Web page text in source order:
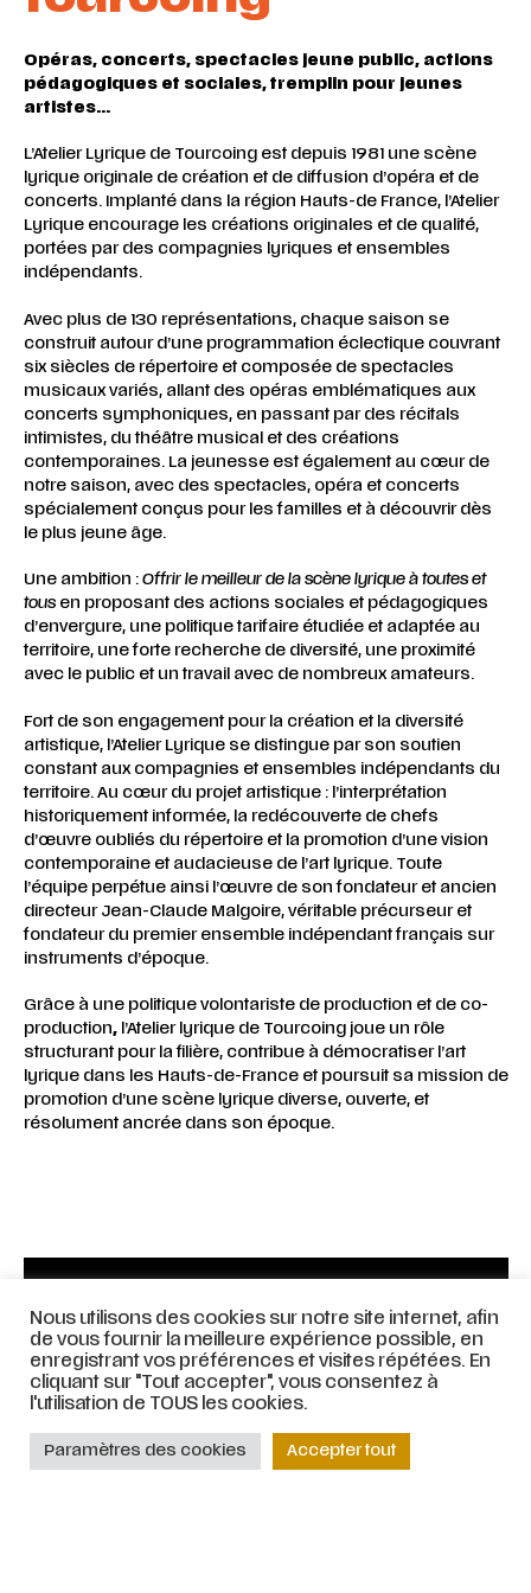
Opéras, concerts, spectacles jeune public, actions
pédagogiques et sociales, tremplin pour jeunes
artistes…
L’Atelier Lyrique de Tourcoing est depuis 1981 une scène
lyrique originale de création et de diffusion d’opéra et de
concerts. Implanté dans la région Hauts-de France, l’Atelier
Lyrique encourage les créations originales et de qualité,
portées par des compagnies lyriques et ensembles
indépendants.
Avec plus de 130 représentations, chaque saison se
construit autour d’une programmation éclectique couvrant
six siècles de répertoire et composée de spectacles
musicaux variés, allant des opéras emblématiques aux
concerts symphoniques, en passant par des récitals
intimistes, du théâtre musical et des créations
contemporaines. La jeunesse est également au cœur de
notre saison, avec des spectacles, opéra et concerts
spécialement conçus pour les familles et à découvrir dès
le plus jeune âge.
Une ambition :Offrir le meilleur de la scène lyrique à toutes et
tousen proposant des actions sociales et pédagogiques
d’envergure, une politique tarifaire étudiée et adaptée au
territoire, une forte recherche de diversité, une proximité
avec le public et un travail avec de nombreux amateurs.
Fort de son engagement pour la création et la diversité
artistique, l’Atelier Lyrique se distingue par son soutien
constant aux compagnies et ensembles indépendants du
territoire. Au cœur du projet artistique : l’interprétation
historiquement informée, la redécouverte de chefs
d’œuvre oubliés du répertoire et la promotion d’une vision
contemporaine et audacieuse de l’art lyrique. Toute
l’équipe perpétue ainsi l’œuvre de son fondateur et ancien
directeur Jean-Claude Malgoire, véritable précurseur et
fondateur du premier ensemble indépendant français sur
instruments d’époque.
Grâce à une politique volontariste de production et de co-
production,l’Atelier lyrique de Tourcoing joue un rôle
structurant pour la filière, contribue à démocratiser l’art
lyrique dans les Hauts-de-France et poursuit sa mission de
promotion d’une scène lyrique diverse, ouverte, et
résolument ancrée dans son époque.
Nous utilisons des cookies sur notre site internet, afin
de vous fournir la meilleure expérience possible, en
enregistrant vos préférences et visites répétées. En
cliquant sur "Tout accepter", vous consentez à
l'utilisation de TOUS les cookies.
Paramètres des cookies Accepter tout